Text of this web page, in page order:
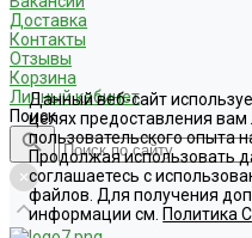
Доставка
Контакты
Отзывы
Корзина
Личный кабинет
Поиск
Данный веб-сайт
целях предоставления вам
пользовательского опыта
Продолжая использовать
соглашаетесь с
файлов. Для получения
информации см. Политика